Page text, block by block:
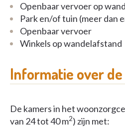
Openbaar vervoer op
Park en/of tuin (meer dan
Openbaar vervoer
Winkels op wandelafstand
Informatie over
De kamers in het
van 24 tot 40 m2) zijn met: